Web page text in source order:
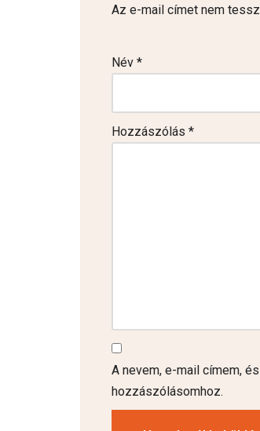
Az e-mail címet nem
Név *
Hozzászólás *
A nevem, e-mail címem,
hozzászólásomhoz.